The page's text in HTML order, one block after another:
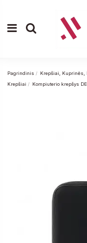
Pagrindinis Krepšiai, Kuprinės,
Krepšiai
Kompiuterio krepšys